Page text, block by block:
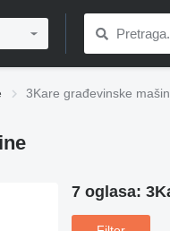
3Kare građevinske
7 oglasa: